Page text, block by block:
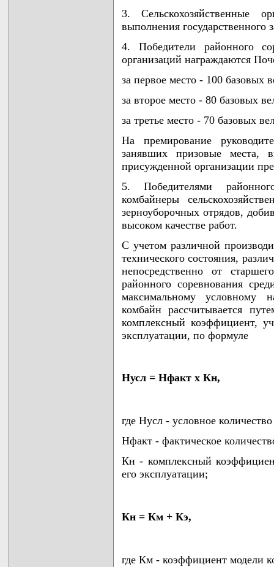
3. Сельскохозяйственные
выполнения государственного
4. Победители районного
организаций награждаются
за первое место - 100 базовых
за второе место - 80 базовых
за третье место - 70 базовых
На премирование
занявших призовые места,
присужденной организации
5. Победителями
комбайнеры
зерноуборочных отрядов,
высоком качестве работ.
С учетом различной
технического состояния,
непосредственно от
районного соревнования
максимальному условному
комбайн рассчитывается
комплексный коэффициент,
эксплуатации, по формуле
Нусл = Нфакт x Кн,
где Нусл - условное
Нфакт - фактическое
Кн - комплексный
его эксплуатации;
Кн = Км + Кэ,
где Км - коэффициент модели